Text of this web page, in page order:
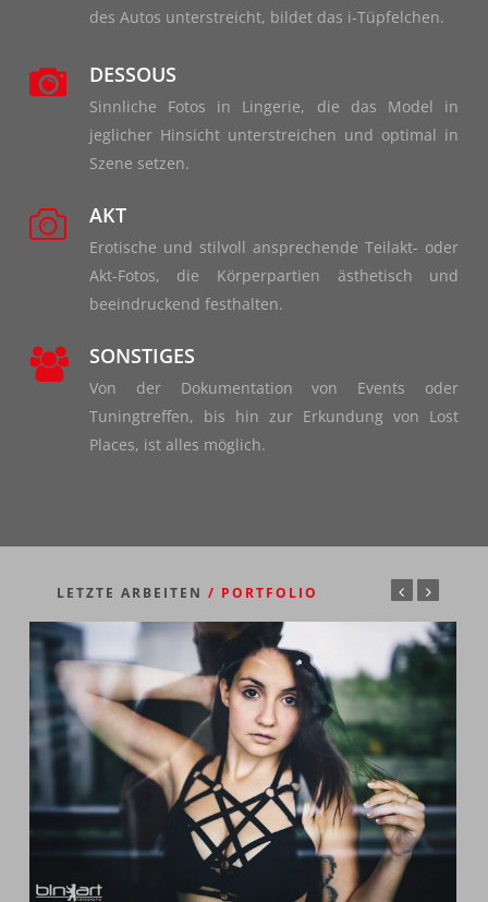
des Autos unterstreicht, bildet das i-Tüpfelchen.
DESSOUS
Sinnliche Fotos in Lingerie, die das Model in
jeglicher Hinsicht unterstreichen und optimal in
Szene setzen.
AKT
Erotische und stilvoll ansprechende Teilakt- oder
Akt-Fotos, die Körperpartien ästhetisch und
beeindruckend festhalten.
SONSTIGES
Von der Dokumentation von Events oder
Tuningtreffen, bis hin zur Erkundung von Lost
Places, ist alles möglich.
LETZTE ARBEITEN / PORTFOLIO